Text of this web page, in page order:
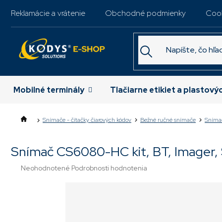
Reklamácie a vrátenie Obchodné podmienky
Mobilné terminály Tlačiarne etikiet a
Snímače - čítačky čiarových kódov Bežné ručné snímače
Snímač CS6080-HC kit, BT,
Priemerné
Neohodnotené Podrobnosti hodnotenia